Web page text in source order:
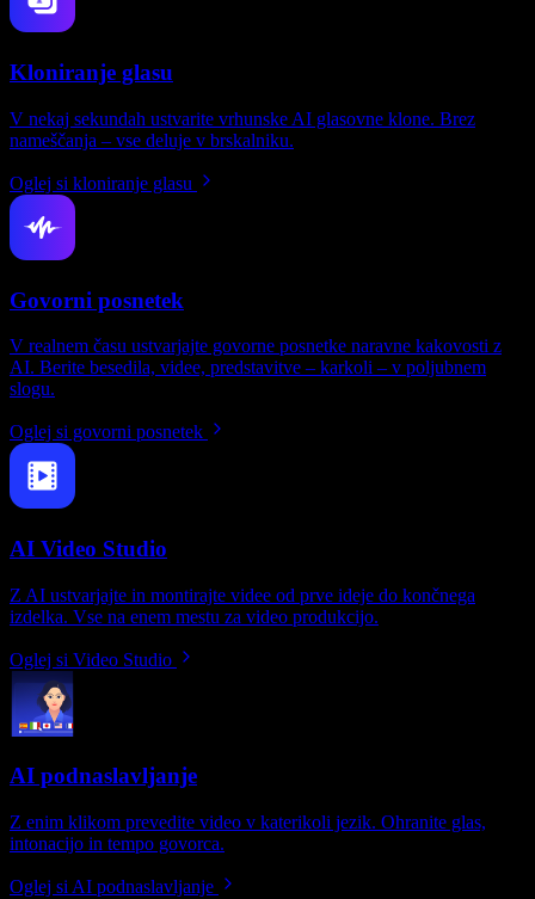
Kloniranje glasu
V nekaj sekundah ustvarite vrhunske AI glasovne klone. Brez
nameščanja – vse deluje v brskalniku.
Oglej si kloniranje glasu
Govorni posnetek
V realnem času ustvarjajte govorne posnetke naravne kakovosti z
AI. Berite besedila, videe, predstavitve – karkoli – v poljubnem
slogu.
Oglej si govorni posnetek
AI Video Studio
Z AI ustvarjajte in montirajte videe od prve ideje do končnega
izdelka. Vse na enem mestu za video produkcijo.
Oglej si Video Studio
AI podnaslavljanje
Z enim klikom prevedite video v katerikoli jezik. Ohranite glas,
intonacijo in tempo govorca.
Oglej si AI podnaslavljanje